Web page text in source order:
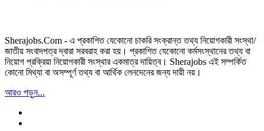
Sherajobs.Com - এ প্রকাশিত যেকোনো চাকরি সংক্রান্ত তথ্য নিয়োগকারী সংস্থা/
জাতীয় সংবাদপত্র দ্বারা সরবরাহ করা হয়। প্রকাশিত যেকোনো কর্মসংস্থানের তথ্য বা
নিয়োগ প্রক্রিয়া নিয়োগকারী সংস্থার একমাত্র দায়িত্ব। Sherajobs এই সম্পর্কিত
কোনো মিথ্যা বা অসম্পূর্ণ তথ্য বা আর্থিক লেনদেনের জন্য দায়ী নয়।
আরও পড়ুন...